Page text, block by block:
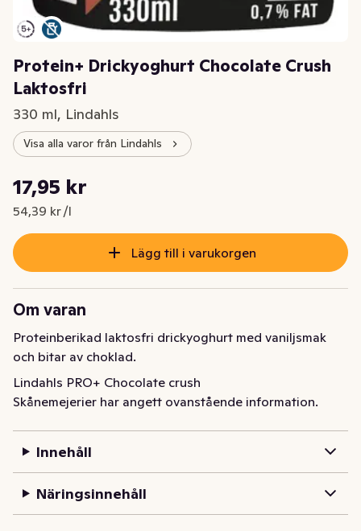
Protein+ Drickyoghurt Chocolate Crush
Laktosfri
330 ml, Lindahls
Visa alla varor från Lindahls
Nuvarande pris är: 17,95 kr
17,95 kr
54,39 kr /l
Styckpris: 54,39 kr /l
Lägg till i varukorgen
Om varan
Proteinberikad laktosfri drickyoghurt med vaniljsmak
och bitar av choklad.
Lindahls PRO+ Chocolate crush
Skånemejerier har angett ovanstående information.
Innehåll
Näringsinnehåll